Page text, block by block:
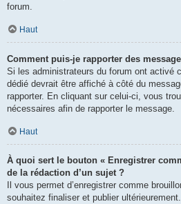
forum.
Haut
Comment puis-je rapporter des
Si les administrateurs du forum ont activé
dédié devrait être affiché à côté du
rapporter. En cliquant sur celui-ci, vous
nécessaires afin de rapporter le message.
Haut
À quoi sert le bouton « Enregistrer
de la rédaction d’un sujet ?
Il vous permet d’enregistrer comme
souhaitez finaliser et publier